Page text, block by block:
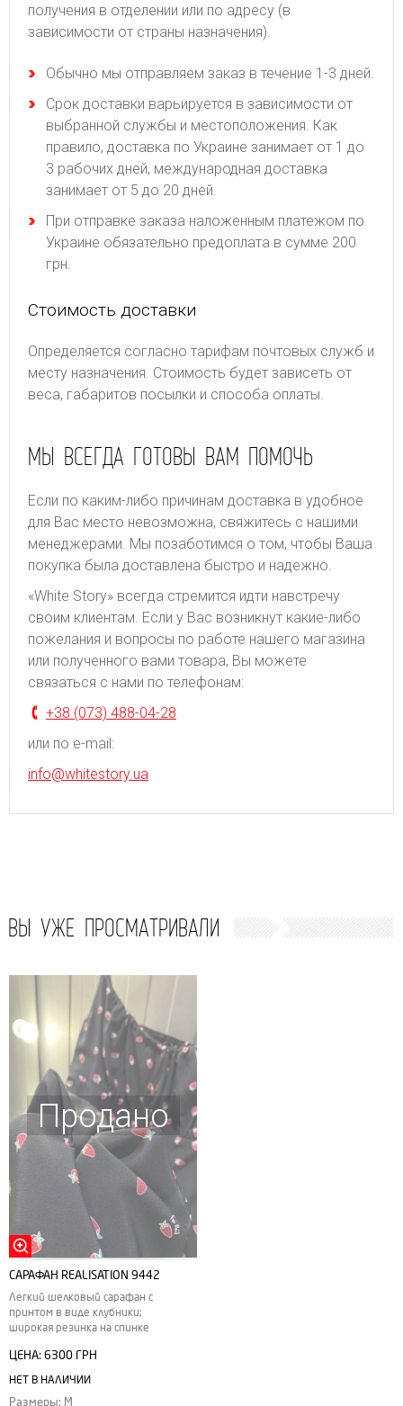
получения в отделении или по адресу (в
зависимости от страны назначения).
Обычно мы отправляем заказ в течение 1-3 дней.
Срок доставки варьируется в зависимости от
выбранной службы и местоположения. Как
правило, доставка по Украине занимает от 1 до
3 рабочих дней, международная доставка
занимает от 5 до 20 дней.
При отправке заказа наложенным платежом по
Украине обязательно предоплата в сумме 200
грн.
Стоимость доставки
Определяется согласно тарифам почтовых служб и
месту назначения. Стоимость будет зависеть от
веса, габаритов посылки и способа оплаты.
МЫ ВСЕГДА ГОТОВЫ ВАМ ПОМОЧЬ
Если по каким-либо причинам доставка в удобное
для Вас место невозможна, свяжитесь с нашими
менеджерами. Мы позаботимся о том, чтобы Ваша
покупка была доставлена быстро и надежно.
«White Story» всегда стремится идти навстречу
своим клиентам. Если у Вас возникнут какие-либо
пожелания и вопросы по работе нашего магазина
или полученного вами товара, Вы можете
связаться с нами по телефонам:
+38 (073) 488-04-28
или по e-mail:
info@whitestory.ua
ВЫ УЖЕ ПРОСМАТРИВАЛИ
Продано
САРАФАН REALISATION 9442
Легкий шелковый сарафан с
принтом в виде клубники;
широкая резинка на спинке
ЦЕНА: 6300 ГРН
НЕТ В НАЛИЧИИ
Размеры: M